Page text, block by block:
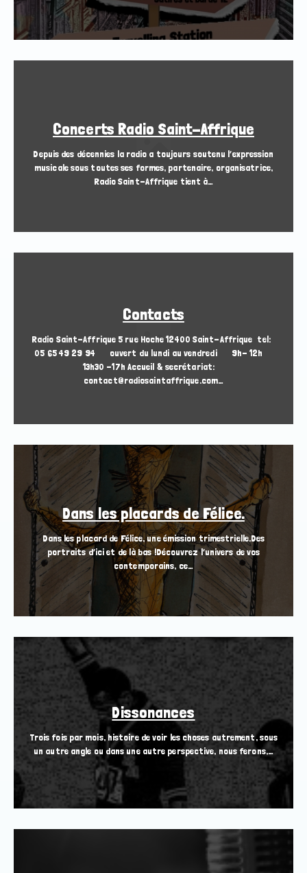
Concerts Radio Saint-Affrique
Depuis des décennies la radio a toujours soutenu l’expression
musicale sous toutes ses formes, partenaire, organisatrice,
Radio Saint-Affrique tient à…
Contacts
Radio Saint-Affrique 5 rue Hoche 12400 Saint-Affrique tel:
05 65 49 29 94 ouvert du lundi au vendredi 9h- 12h
13h30 -17h Accueil & secrétariat:
contact@radiosaintaffrique.com…
Dans les placards de Félice.
Dans les placard de Félice, une émission trimestrielle.Des
portraits d’ici et de là bas !Découvrez l’univers de vos
contemporains, ce…
Dissonances
Trois fois par mois, histoire de voir les choses autrement, sous
un autre angle ou dans une autre perspective, nous ferons,…